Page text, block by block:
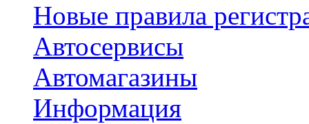
Новые правила
Автосервисы
Автомагазины
Информация